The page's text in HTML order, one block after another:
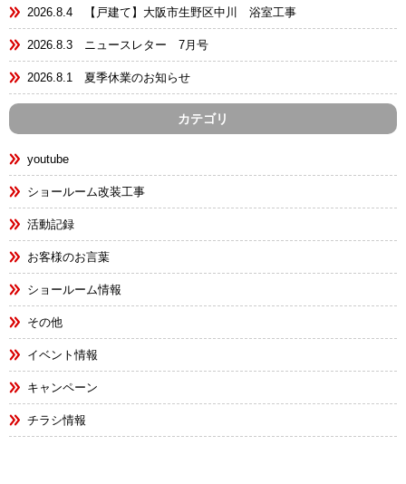
2026.8.4 【戸建て】大阪市生野区中川 浴室工事
2026.8.3 ニュースレター 7月号
2026.8.1 夏季休業のお知らせ
カテゴリ
youtube
ショールーム改装工事
活動記録
お客様のお言葉
ショールーム情報
その他
イベント情報
キャンペーン
チラシ情報